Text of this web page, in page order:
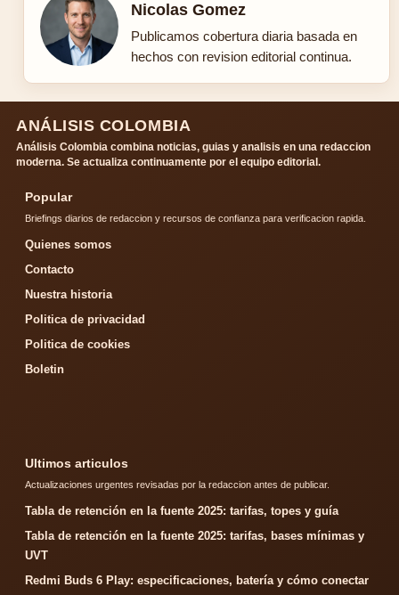
Nicolas Gomez
Publicamos cobertura diaria basada en
hechos con revision editorial continua.
ANÁLISIS COLOMBIA
Análisis Colombia combina noticias, guias y analisis en una redaccion
moderna. Se actualiza continuamente por el equipo editorial.
Popular
Briefings diarios de redaccion y recursos de confianza para verificacion rapida.
Quienes somos
Contacto
Nuestra historia
Politica de privacidad
Politica de cookies
Boletin
Ultimos articulos
Actualizaciones urgentes revisadas por la redaccion antes de publicar.
Tabla de retención en la fuente 2025: tarifas, topes y guía
Tabla de retención en la fuente 2025: tarifas, bases mínimas y
UVT
Redmi Buds 6 Play: especificaciones, batería y cómo conectar